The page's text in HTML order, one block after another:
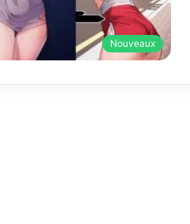
Nouveaux